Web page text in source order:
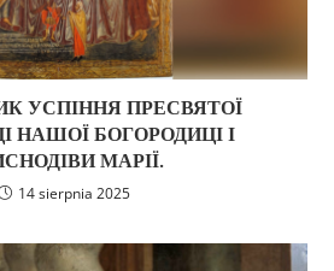
УСПІННЯ ПРЕСВЯТОЇ
НАШОЇ БОГОРОДИЦІ І
МАРІЇ.
14 sierpnia 2025